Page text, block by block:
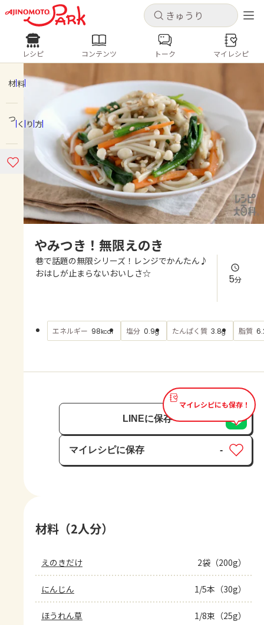
キャンセル
ログインするとレシピを保存できます
ログイン 新規登録
ホーム
コンテンツ
レシピ
よくあるお問い合わせ
AJINOMOTO PARK とは
キャンセル
レシピ コンテンツ
人気の食材・レシピ
きゅうり なす トマト
とうもろこし
ピーマン
みょうが ゴーヤ
レシピ コンテンツ トーク マイレシピ
材料
つくり方
やみつき！無限えのき
巷で話題の無限シリーズ！レンジでかんたん♪
おはしが止まらないおいしさ☆
5分
エネルギー 98kcal 塩分 0.9g たんぱく質 3.8g 脂質
マイレシピにも保存！
LINEに保存
マイレシピに保存
保存済み
-
材料（2人分）
えのきだけ 2袋（200g）
にんじん 1/5本（30g）
ほうれん草 1/8束（25g）